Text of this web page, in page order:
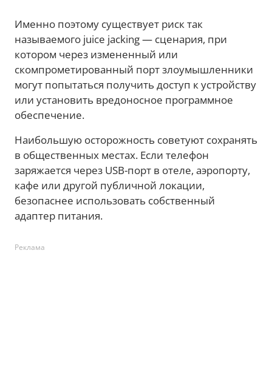
Именно поэтому существует риск так
называемого juice jacking — сценария, при
котором через измененный или
скомпрометированный порт злоумышленники
могут попытаться получить доступ к устройству
или установить вредоносное программное
обеспечение.
Наибольшую осторожность советуют сохранять
в общественных местах. Если телефон
заряжается через USB-порт в отеле, аэропорту,
кафе или другой публичной локации,
безопаснее использовать собственный
адаптер питания.
Реклама